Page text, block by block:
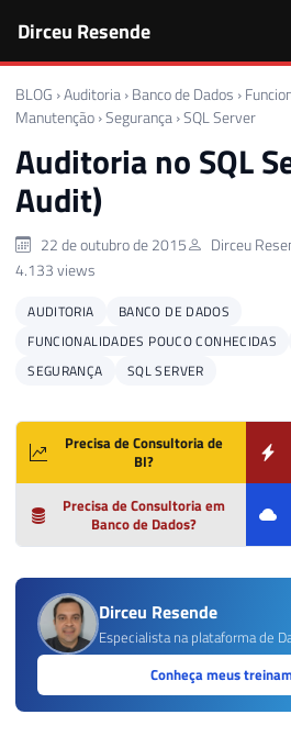
Dirceu Resende
BLOG ›Auditoria › Banco de Dados ›
Manutenção ›Segurança ›SQL Server
Auditoria no SQL
Audit)
22 de outubro de 2015 Dirceu
4.133 views
AUDITORIA
BANCO DE DADOS
FUNCIONALIDADES POUCO CONHECIDAS
SEGURANÇA
SQL SERVER
Precisa de Consultoria de
BI?
Precisa de Consultoria em
Banco de Dados?
Dirceu Resende
Especialista na plataforma de
Conheça meus